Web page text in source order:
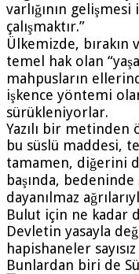
varlığının gelişmesi
çalışmaktır.”
Ülkemizde, bırakın
temel hak olan
mahpusların
işkence yöntemi
sürükleniyorlar.
Yazılı bir metinden
bu süslü maddesi,
tamamen, diğerini
başında, bedeninde
dayanılmaz
Bulut için ne kadar
Devletin yasayla
hapishaneler
Bunlardan biri de